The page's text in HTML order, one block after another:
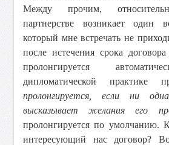
Между прочим,
партнерстве возникает один
который мне встречать не
после истечения срока
пролонгируется
дипломатической практике
пролонгируется, если ни
высказывает желания его
пролонгируется по умолчанию.
интересующий нас договор?